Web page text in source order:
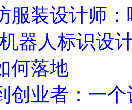
服装设计师
器人标识设
何落地
创业者：一